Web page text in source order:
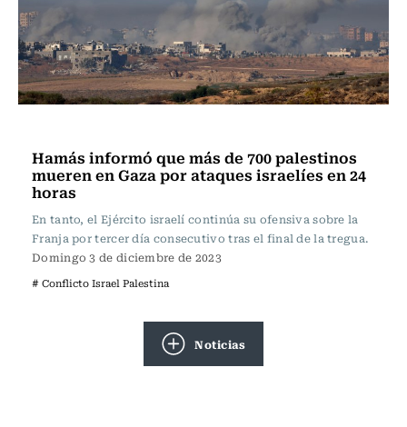
Hamás informó que más de 700 palestinos
mueren en Gaza por ataques israelíes en 24
horas
En tanto, el Ejército israelí continúa su ofensiva sobre la
Franja por tercer día consecutivo tras el final de la tregua.
Domingo 3 de diciembre de 2023
# Conflicto Israel Palestina
Noticias